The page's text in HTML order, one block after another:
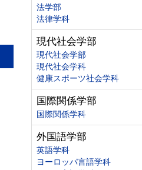
法学部
法律学科
現代社会学部
現代社会学部
現代社会学科
健康スポーツ社会学科
国際関係学部
国際関係学科
外国語学部
英語学科
ヨーロッパ言語学科